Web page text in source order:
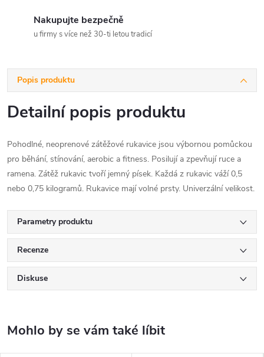
Nakupujte bezpečně
u firmy s více než 30-ti letou tradicí
Popis produktu
Detailní popis produktu
Pohodlné, neoprenové zátěžové rukavice jsou výbornou pomůckou
pro běhání, stínování, aerobic a fitness. Posilují a zpevňují ruce a
ramena. Zátěž rukavic tvoří jemný písek. Každá z rukavic váží 0,5
nebo 0,75 kilogramů. Rukavice mají volné prsty. Univerzální velikost.
Parametry produktu
Recenze
Diskuse